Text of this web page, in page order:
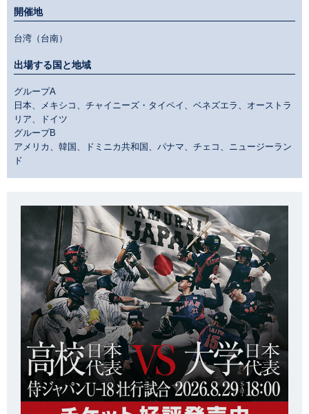
開催地
台湾（台南）
出場する国と地域
グループA
日本、メキシコ、チャイニーズ・タイペイ、ベネズエラ、オーストラ
リア、ドイツ
グループB
アメリカ、韓国、ドミニカ共和国、パナマ、チェコ、ニュージーラン
ド